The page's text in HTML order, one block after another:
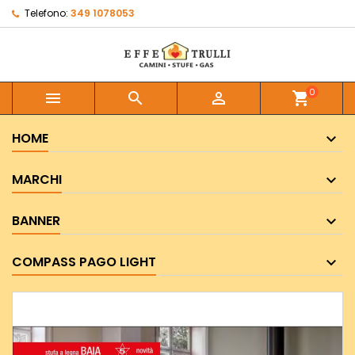
Telefono: 349 1078053
   shopping_cart0
HOME
MARCHI
BANNER
COMPASS PAGO LIGHT